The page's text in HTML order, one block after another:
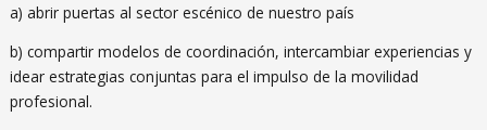
a) abrir puertas al sector escénico de nuestro país
b) compartir modelos de coordinación, intercambiar experiencias y
idear estrategias conjuntas para el impulso de la movilidad
profesional.